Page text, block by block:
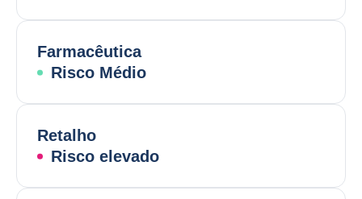
Farmacêutica
Risco Médio
Retalho
Risco elevado